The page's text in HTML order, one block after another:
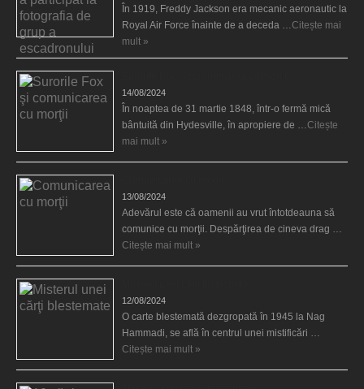
În 1919, Freddy Jackson era mecanic aeronautic la
Royal Air Force înainte de a deceda …Citește mai
mult »
14/08/2024
În noaptea de 31 martie 1848, într-o fermă mică
bântuită din Hydesville, în apropiere de …Citește
mai mult »
13/08/2024
Adevărul este că oamenii au vrut întotdeauna să
comunice cu morţii. Despărţirea de cineva drag …
Citește mai mult »
12/08/2024
O carte blestemată dezgropată în 1945 la Nag
Hammadi, se află în centrul unei mistificări …
Citește mai mult »